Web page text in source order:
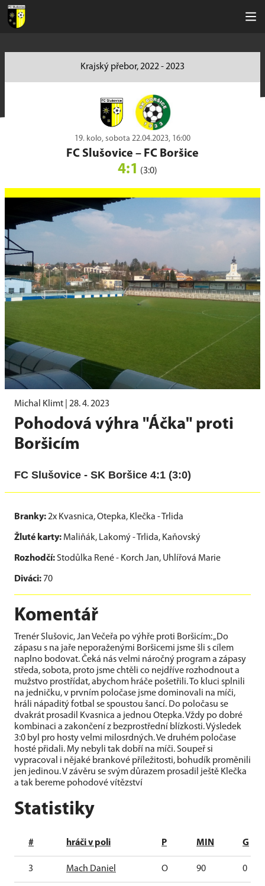
Krajský přebor, 2022 - 2023
19. kolo, sobota 22.04.2023, 16:00
FC Slušovice – FC Boršice
4:1 (3:0)
Michal Klimt | 28. 4. 2023
Pohodová výhra "Áčka" proti
Boršicím
FC Slušovice - SK Boršice 4:1 (3:0)
Branky:2x Kvasnica, Otepka, Klečka - Trlida
Žluté karty: Maliňák, Lakomý - Trlida, Kaňovský
Rozhodčí: Stodůlka René - Korch Jan, Uhlířová Marie
Diváci: 70
Komentář
Trenér Slušovic, Jan Večeřa po výhře proti Boršicím: „Do
zápasu s na jaře neporaženými Boršicemi jsme šli s cílem
naplno bodovat. Čeká nás velmi náročný program a zápasy
středa, sobota, proto jsme chtěli co nejdříve rozhodnout a
mužstvo prostřídat, abychom hráče pošetřili. To kluci splnili
na jedničku, v prvním poločase jsme dominovali na míči,
hráli nápaditý fotbal se spoustou šancí. Do poločasu se
dvakrát prosadil Kvasnica a jednou Otepka. Vždy po dobré
kombinaci a zakončení z bezprostřední blízkosti. Výsledek
3:0 byl pro hosty velmi milosrdných. Ve druhém poločase
hosté přidali. My nebyli tak dobří na míči. Soupeř si
vypracoval i nějaké brankové příležitosti, bohudík proměnili
jen jedinou. V závěru se svým důrazem prosadil ještě Klečka
a tak bereme pohodové vítězství
Statistiky
# hráči v poli P MIN G
3 Mach Daniel O 90 0